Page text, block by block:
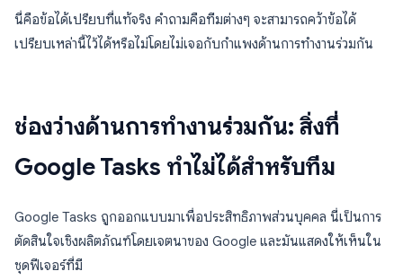
นี่คือข้อได้เปรียบที่แท้จริง คำถามคือทีมต่างๆ จะสามารถคว้าข้อได้
เปรียบเหล่านี้ไว้ได้หรือไม่โดยไม่เจอกับกำแพงด้านการทำงานร่วมกัน
ช่องว่างด้านการทำงานร่วมกัน: สิ่งที่
Google Tasks ทำไม่ได้สำหรับทีม
Google Tasks ถูกออกแบบมาเพื่อประสิทธิภาพส่วนบุคคล นี่เป็นการ
ตัดสินใจเชิงผลิตภัณฑ์โดยเจตนาของ Google และมันแสดงให้เห็นใน
ชุดฟีเจอร์ที่มี